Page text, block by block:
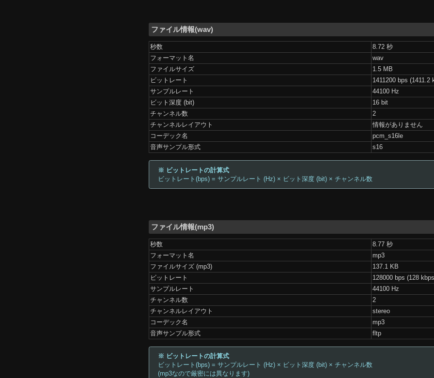
ファイル情報(wav)
秒数
8.72 秒
フォーマット名
wav
ファイルサイズ
1.5 MB
ビットレート
1411200 bps (1411.2
サンプルレート
44100 Hz
ビット深度 (bit)
16 bit
チャンネル数
2
チャンネルレイアウト
情報がありません
コーデック名
pcm_s16le
音声サンプル形式
s16
※ ビットレートの計算式
ビットレート(bps) = サンプルレート (Hz) × ビット深度 (bit) × チャンネル数
ファイル情報(mp3)
秒数
8.77 秒
フォーマット名
mp3
ファイルサイズ (mp3)
137.1 KB
ビットレート
128000 bps (128
サンプルレート
44100 Hz
チャンネル数
2
チャンネルレイアウト
stereo
コーデック名
mp3
音声サンプル形式
fltp
※ ビットレートの計算式
ビットレート(bps) = サンプルレート (Hz) × ビット深度 (bit) × チャンネル数
(mp3なので厳密には異なります)